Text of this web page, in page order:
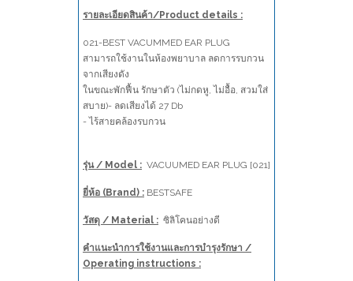
รายละเอียดสินค้า/Product details :
021-BEST VACUMMED EAR PLUG
สามารถใช้งานในห้องพยาบาล ลดการรบกวน
จากเสียงดัง
ในขณะพักฟื้น รักษาตัว (ไม่กดหู, ไม่อื้อ, สวมใส่
สบาย)- ลดเสียงได้ 27 Db
- ไร้สายคล้องรบกวน
รุ่น / Model : VACUUMED EAR PLUG [021]
ยี่ห้อ (Brand) : BESTSAFE
วัสดุ / Material : ซิลิโคนอย่างดี
คำแนะนำการใช้งานและการบำรุงรักษา /
Operating instructions :